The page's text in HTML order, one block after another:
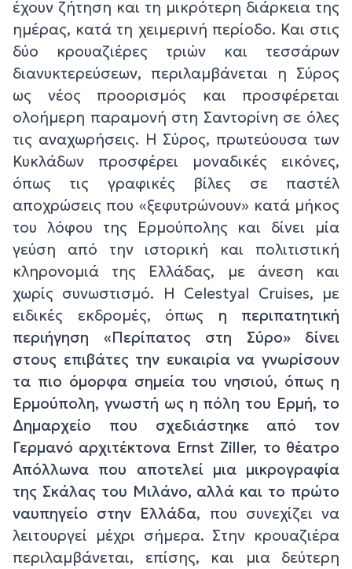
έχουν ζήτηση και τη μικρότερη διάρκεια της
ημέρας, κατά τη χειμερινή περίοδο. Και στις
δύο κρουαζιέρες τριών και τεσσάρων
διανυκτερεύσεων, περιλαμβάνεται η Σύρος
ως νέος προορισμός και προσφέρεται
ολοήμερη παραμονή στη Σαντορίνη σε όλες
τις αναχωρήσεις. Η Σύρος, πρωτεύουσα των
Κυκλάδων προσφέρει μοναδικές εικόνες,
όπως τις γραφικές βίλες σε παστέλ
αποχρώσεις που «ξεφυτρώνουν» κατά μήκος
του λόφου της Ερμούπολης και δίνει μία
γεύση από την ιστορική και πολιτιστική
κληρονομιά της Ελλάδας, με άνεση και
χωρίς συνωστισμό. Η Celestyal Cruises, με
ειδικές εκδρομές, όπως η περιπατητική
περιήγηση «Περίπατος στη Σύρο» δίνει
στους επιβάτες την ευκαιρία να γνωρίσουν
τα πιο όμορφα σημεία του νησιού, όπως η
Ερμούπολη, γνωστή ως η πόλη του Ερμή, το
Δημαρχείο που σχεδιάστηκε από τον
Γερμανό αρχιτέκτονα Ernst Ziller, το θέατρο
Απόλλωνα που αποτελεί μια μικρογραφία
της Σκάλας του Μιλάνο, αλλά και το πρώτο
ναυπηγείο στην Ελλάδα, που συνεχίζει να
λειτουργεί μέχρι σήμερα. Στην κρουαζιέρα
περιλαμβάνεται, επίσης, και μια δεύτερη